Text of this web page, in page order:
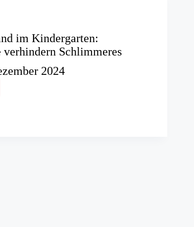
im Kindergarten:
Schlimmeres
2024